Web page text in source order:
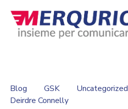
Blog GSK Uncategorized
Deirdre Connelly